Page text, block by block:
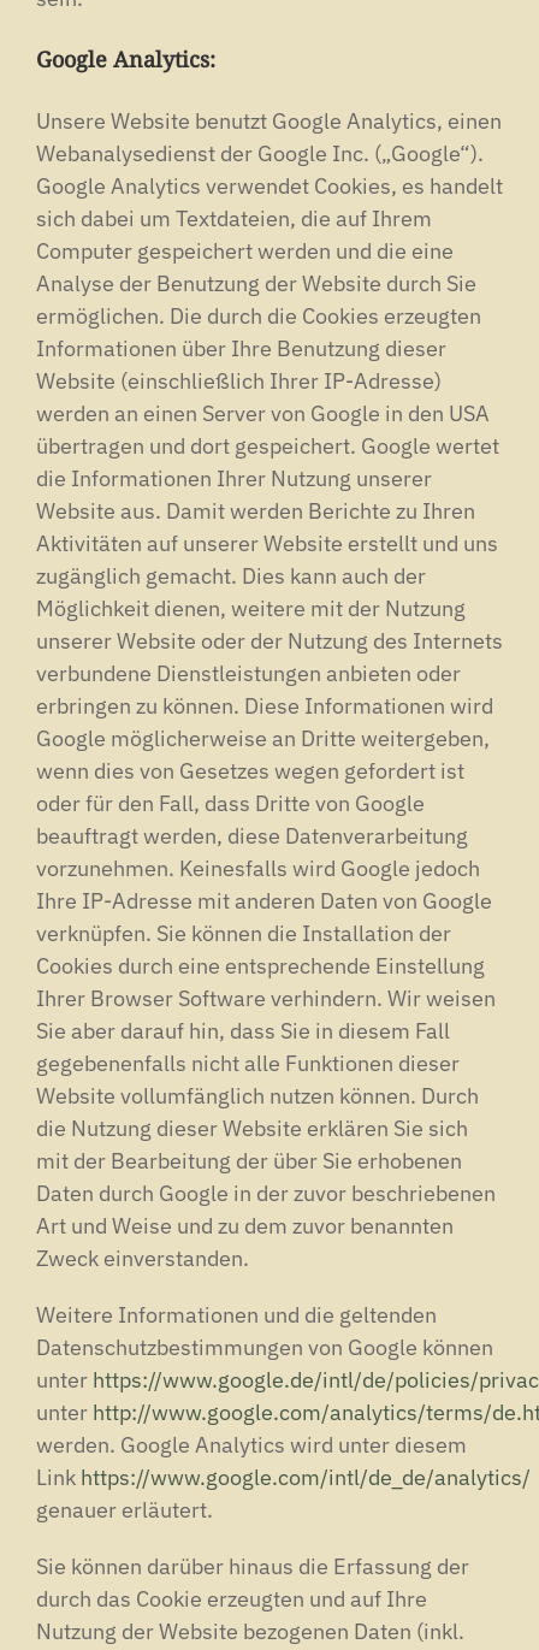
Google Analytics:
Unsere Website benutzt Google Analytics, einen
Webanalysedienst der Google Inc. („Google“).
Google Analytics verwendet Cookies, es handelt
sich dabei um Textdateien, die auf Ihrem
Computer gespeichert werden und die eine
Analyse der Benutzung der Website durch Sie
ermöglichen. Die durch die Cookies erzeugten
Informationen über Ihre Benutzung dieser
Website (einschließlich Ihrer IP-Adresse)
werden an einen Server von Google in den USA
übertragen und dort gespeichert. Google wertet
die Informationen Ihrer Nutzung unserer
Website aus. Damit werden Berichte zu Ihren
Aktivitäten auf unserer Website erstellt und uns
zugänglich gemacht. Dies kann auch der
Möglichkeit dienen, weitere mit der Nutzung
unserer Website oder der Nutzung des Internets
verbundene Dienstleistungen anbieten oder
erbringen zu können. Diese Informationen wird
Google möglicherweise an Dritte weitergeben,
wenn dies von Gesetzes wegen gefordert ist
oder für den Fall, dass Dritte von Google
beauftragt werden, diese Datenverarbeitung
vorzunehmen. Keinesfalls wird Google jedoch
Ihre IP-Adresse mit anderen Daten von Google
verknüpfen. Sie können die Installation der
Cookies durch eine entsprechende Einstellung
Ihrer Browser Software verhindern. Wir weisen
Sie aber darauf hin, dass Sie in diesem Fall
gegebenenfalls nicht alle Funktionen dieser
Website vollumfänglich nutzen können. Durch
die Nutzung dieser Website erklären Sie sich
mit der Bearbeitung der über Sie erhobenen
Daten durch Google in der zuvor beschriebenen
Art und Weise und zu dem zuvor benannten
Zweck einverstanden.
Weitere Informationen und die geltenden
Datenschutzbestimmungen von Google können
unter https://www.google.de/intl/de/policies/
unter http://www.google.com/analytics/terms/
werden. Google Analytics wird unter diesem
Link https://www.google.com/intl/de_de/analytics/
genauer erläutert.
Sie können darüber hinaus die Erfassung der
durch das Cookie erzeugten und auf Ihre
Nutzung der Website bezogenen Daten (inkl.